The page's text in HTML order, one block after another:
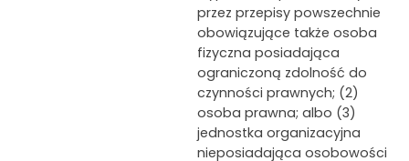
przez przepisy powszechnie
obowiązujące także osoba
fizyczna posiadająca
ograniczoną zdolność do
czynności prawnych; (2)
osoba prawna; albo (3)
jednostka organizacyjna
nieposiadająca osobowości